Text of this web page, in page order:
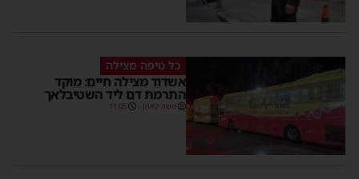
כל טיפה מצילה
אשדוד מצילה חיים: מוקד
התרמת דם ליד השטיבלאך
משה קאהן 11:05